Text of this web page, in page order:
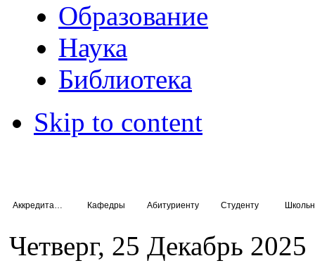
Образование
Наука
Библиотека
Skip to content
Кафедры Абитуриенту Студенту
Четверг, 25 Декабрь